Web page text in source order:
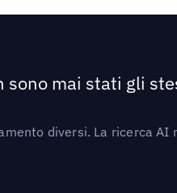
mai stati gli
diversi. La ricerca